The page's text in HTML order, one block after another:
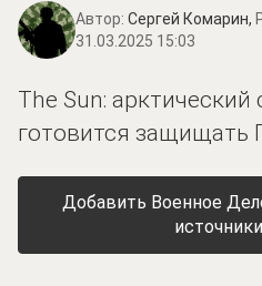
Автор: Сергей Комарин,
31.03.2025 15:03
The Sun:
готовится
Добавить Военное